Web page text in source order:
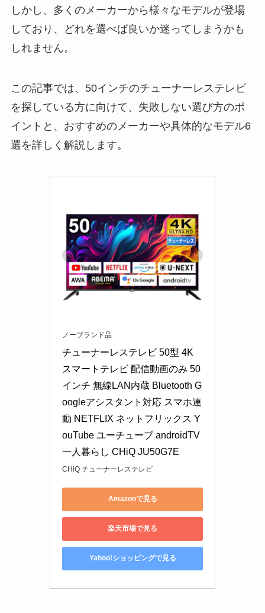
しかし、多くのメーカーから様々なモデルが登場
しており、どれを選べば良いか迷ってしまうかも
しれません。
この記事では、50インチのチューナーレステレビ
を探している方に向けて、失敗しない選び方のポ
イントと、おすすめのメーカーや具体的なモデル6
選を詳しく解説します。
ノーブランド品
チューナーレステレビ 50型 4K
スマートテレビ 配信動画のみ 50
インチ 無線LAN内蔵 Bluetooth G
oogleアシスタント対応 スマホ連
動 NETFLIX ネットフリックス Y
ouTube ユーチューブ androidTV
一人暮らし CHiQ JU50G7E
CHiQ チューナーレステレビ
Amazonで見る
楽天市場で見る
Yahoo!ショッピングで見る